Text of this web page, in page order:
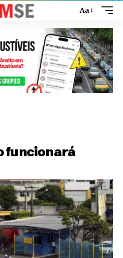
Aa
funcionará